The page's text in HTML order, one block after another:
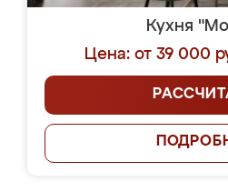
Кухня
Цена: от 39 000